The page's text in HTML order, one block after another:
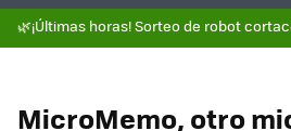
🌿¡Últimas horas! Sorteo de robot
MicroMemo, otro